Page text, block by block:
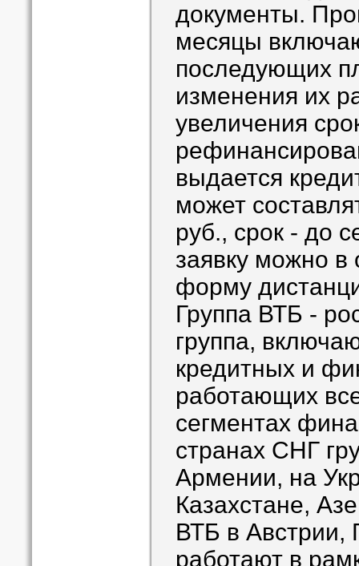
документы.
месяцы
последующих
изменения их
увеличения
выдается
может
руб., срок - до
заявку можно в
форму
Группа ВТБ -
группа,
кредитных и
работающих
сегментах
странах СНГ
Армении, на
Казахстане,
ВТБ в Австрии,
работают в